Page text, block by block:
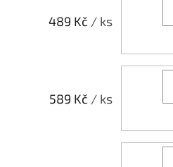
489 Kč / ks
589 Kč / ks